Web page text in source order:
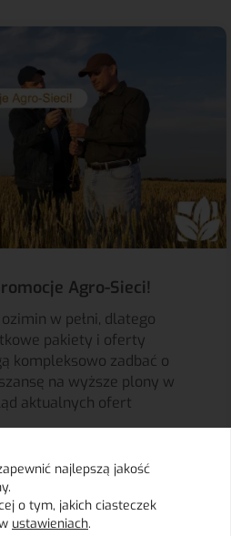
Agro-Sieci!
w pełni, dlatego
pakiety i oferty
kompleksowo zadbać o
na wyższe plony w
aktualnych ofert
najlepszą jakość
o tym, jakich ciasteczek
ustawieniach.